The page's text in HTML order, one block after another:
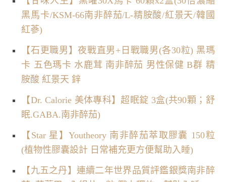
黑馬卡/KSM-66南非醉茄/L-精胺酸/紅景天/韓國
紅蔘)
【石更職男】夜戰直男+日戰職男(各30粒) 黑瑪
卡 五色瑪卡 水鹿茸 南非醉茄 男性保健 B群 精
胺酸 紅景天 鋅
【Dr. Calorie 美体專科】超眠錠 3盒(共90顆；舒
眠.GABA.南非醉茄)
【Star 星】Youtheory 南非醉茄萃取膠囊 150粒
(植物性膠囊設計 日常補充更方便幫助入睡)
【九五之丹】連續二年世界品質評鑑銀獎南非醉